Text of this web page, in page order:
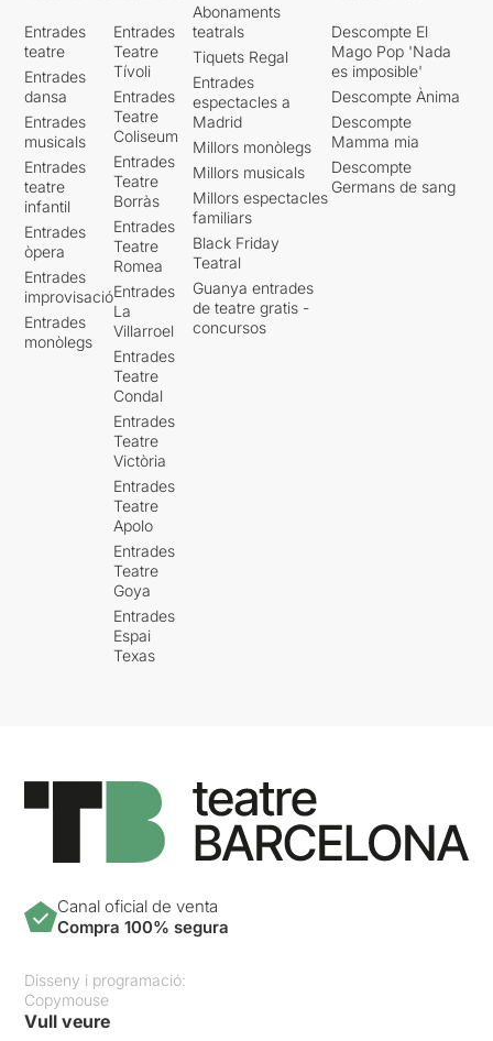
Entrades
teatre
Entrades
dansa
Entrades
musicals
Entrades
teatre
infantil
Entrades
òpera
Entrades
improvisació
Entrades
monòlegs
Entrades
Teatre
Tívoli
Entrades
Teatre
Coliseum
Entrades
Teatre
Borràs
Entrades
Teatre
Romea
Entrades
La
Villarroel
Entrades
Teatre
Condal
Entrades
Teatre
Victòria
Entrades
Teatre
Apolo
Entrades
Teatre
Goya
Entrades
Espai
Texas
Abonaments
teatrals
Tiquets Regal
Entrades
espectacles a
Madrid
Millors monòlegs
Millors musicals
Millors espectacles
familiars
Black Friday
Teatral
Guanya entrades
de teatre gratis -
concursos
Descompte El
Mago Pop 'Nada
es imposible'
Descompte Ànima
Descompte
Mamma mia
Descompte
Germans de sang
Canal oficial de venta
Compra 100% segura
Disseny i programació:
Copymouse
Vull veure